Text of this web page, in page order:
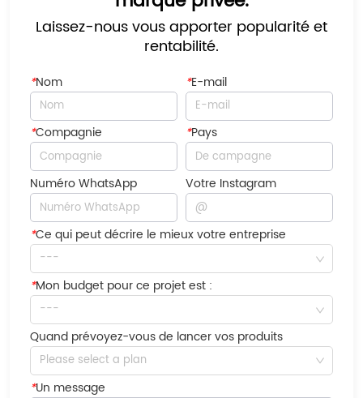
Laissez-nous vous apporter popularité et
rentabilité.
*Nom *E-mail
*Compagnie *Pays
Numéro WhatsApp Votre Instagram
*Ce qui peut décrire le mieux votre entreprise
---
*Mon budget pour ce projet est :
---
Quand prévoyez-vous de lancer vos produits
Please select a plan
*Un message